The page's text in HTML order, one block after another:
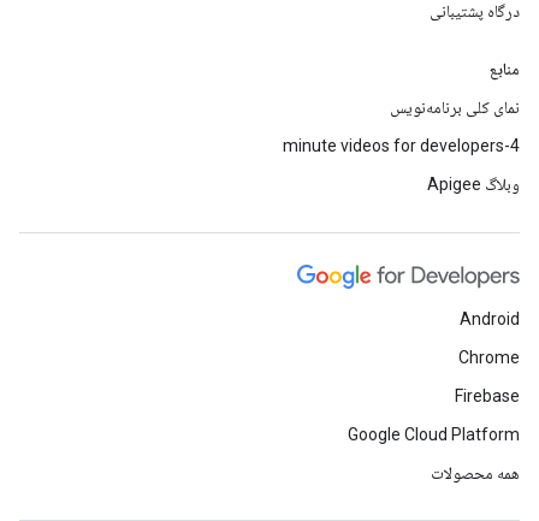
درگاه پشتیبانی
منابع
نمای کلی برنامه‌نویس
4-minute videos for developers
وبلاگ Apigee
Android
Chrome
Firebase
Google Cloud Platform
همه محصولات